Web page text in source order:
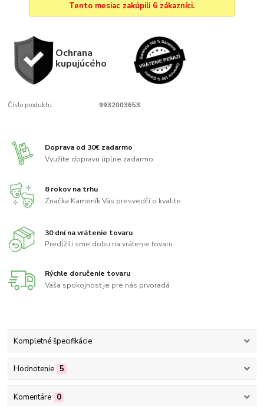
Tento mesiac zakúpili 6 zákazníci.
Ochrana
kupujúcého
Číslo produktu: 9932003653
Doprava od 30€ zadarmo
Využite dopravu úplne zadarmo
8 rokov na trhu
Značka Kameník Vás presvedčí o kvalite
30 dní na vrátenie tovaru
Predĺžili sme dobu na vrátenie tovaru
Rýchle doručenie tovaru
Vaša spokojnosť je pre nás prvoradá
Kompletné špecifikácie
Hodnotenie 5
Komentáre 0